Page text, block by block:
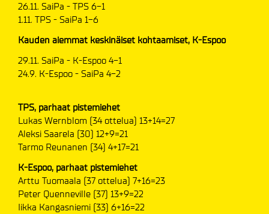
26.11. SaiPa - TPS 6-1
1.11. TPS - SaiPa 1-6
Kauden aiemmat keskinäiset kohtaamiset, K-Espoo
29.11. SaiPa - K-Espoo 4-1
24.9. K-Espoo - SaiPa 4-2
TPS, parhaat pistemiehet
Lukas Wernblom (34 ottelua) 13+14=27
Aleksi Saarela (30) 12+9=21
Tarmo Reunanen (34) 4+17=21
K-Espoo, parhaat pistemiehet
Arttu Tuomaala (37 ottelua) 7+16=23
Peter Quenneville (37) 13+9=22
Iikka Kangasniemi (33) 6+16=22